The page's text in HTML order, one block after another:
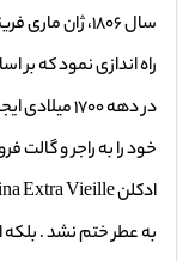
سال 1806، ژان
راه اندازی نمود که بر
خود را به راجر و گالت
به عطر ختم نشد .